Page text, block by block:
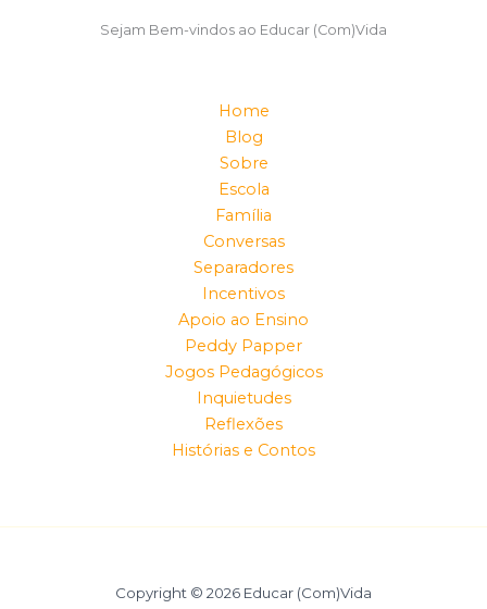
Sejam Bem-vindos ao Educar (Com)Vida
Home
Blog
Sobre
Escola
Família
Conversas
Separadores
Incentivos
Apoio ao Ensino
Peddy Papper
Jogos Pedagógicos
Inquietudes
Reflexões
Histórias e Contos
Copyright © 2026 Educar (Com)Vida